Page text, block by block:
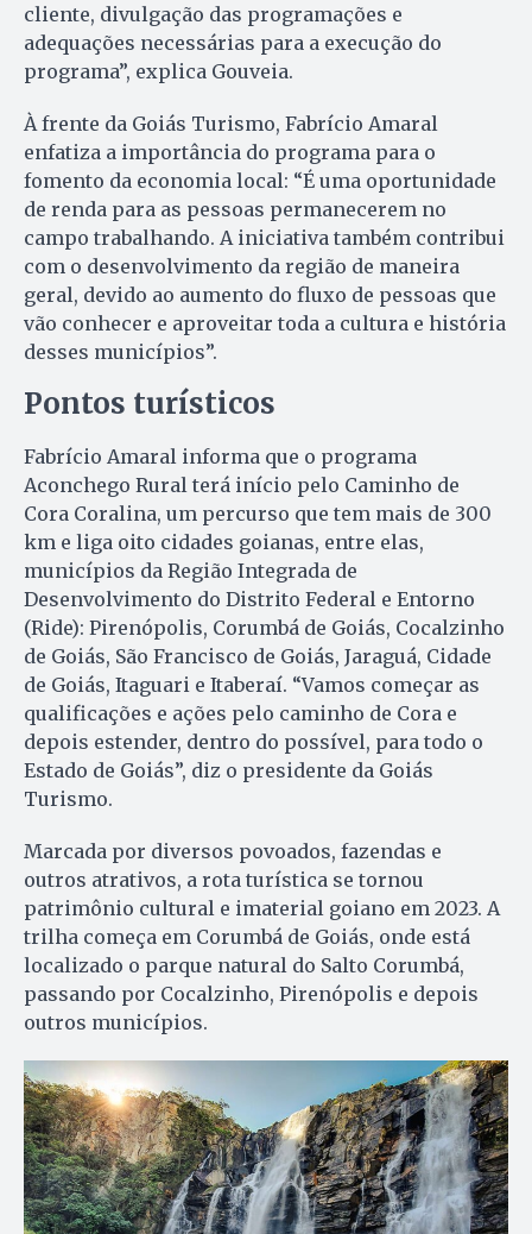
cliente, divulgação das programações e
adequações necessárias para a execução do
programa”, explica Gouveia.
À frente da Goiás Turismo, Fabrício Amaral
enfatiza a importância do programa para o
fomento da economia local: “É uma oportunidade
de renda para as pessoas permanecerem no
campo trabalhando. A iniciativa também contribui
com o desenvolvimento da região de maneira
geral, devido ao aumento do fluxo de pessoas que
vão conhecer e aproveitar toda a cultura e história
desses municípios”.
Pontos turísticos
Fabrício Amaral informa que o programa
Aconchego Rural terá início pelo Caminho de
Cora Coralina, um percurso que tem mais de 300
km e liga oito cidades goianas, entre elas,
municípios da Região Integrada de
Desenvolvimento do Distrito Federal e Entorno
(Ride): Pirenópolis, Corumbá de Goiás, Cocalzinho
de Goiás, São Francisco de Goiás, Jaraguá, Cidade
de Goiás, Itaguari e Itaberaí. “Vamos começar as
qualificações e ações pelo caminho de Cora e
depois estender, dentro do possível, para todo o
Estado de Goiás”, diz o presidente da Goiás
Turismo.
Marcada por diversos povoados, fazendas e
outros atrativos, a rota turística se tornou
patrimônio cultural e imaterial goiano em 2023. A
trilha começa em Corumbá de Goiás, onde está
localizado o parque natural do Salto Corumbá,
passando por Cocalzinho, Pirenópolis e depois
outros municípios.